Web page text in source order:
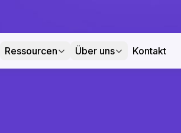
Ressourcen Über uns Kontakt